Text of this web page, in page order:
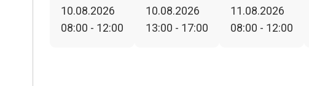
10.08.2026
08:00 - 12:00
10.08.2026
13:00 - 17:00
11.08.2026
08:00 - 12:00